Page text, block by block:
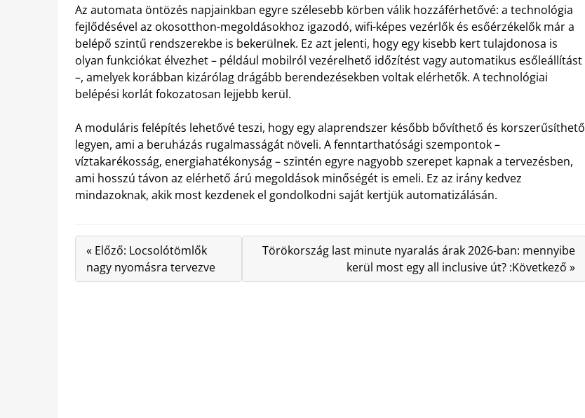
Az automata öntözés napjainkban egyre szélesebb körben válik hozzáférhetővé: a technológia
fejlődésével az okosotthon-megoldásokhoz igazodó, wifi-képes vezérlők és esőérzékelők már a
belépő szintű rendszerekbe is bekerülnek. Ez azt jelenti, hogy egy kisebb kert tulajdonosa is
olyan funkciókat élvezhet – például mobilról vezérelhető időzítést vagy automatikus esőleállítást
–, amelyek korábban kizárólag drágább berendezésekben voltak elérhetők. A technológiai
belépési korlát fokozatosan lejjebb kerül.
A moduláris felépítés lehetővé teszi, hogy egy alaprendszer később bővíthető és korszerűsíthető
legyen, ami a beruházás rugalmasságát növeli. A fenntarthatósági szempontok –
víztakarékosság, energiahatékonyság – szintén egyre nagyobb szerepet kapnak a tervezésben,
ami hosszú távon az elérhető árú megoldások minőségét is emeli. Ez az irány kedvez
mindazoknak, akik most kezdenek el gondolkodni saját kertjük automatizálásán.
« Előző: Locsolótömlők
nagy nyomásra tervezve
Törökország last minute nyaralás árak 2026-ban: mennyibe
kerül most egy all inclusive út? :Következő »